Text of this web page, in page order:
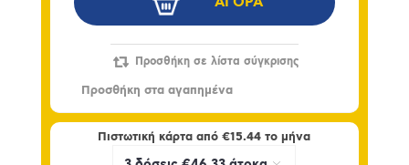
Πιστωτική κάρτα από€15.44 το μήνα